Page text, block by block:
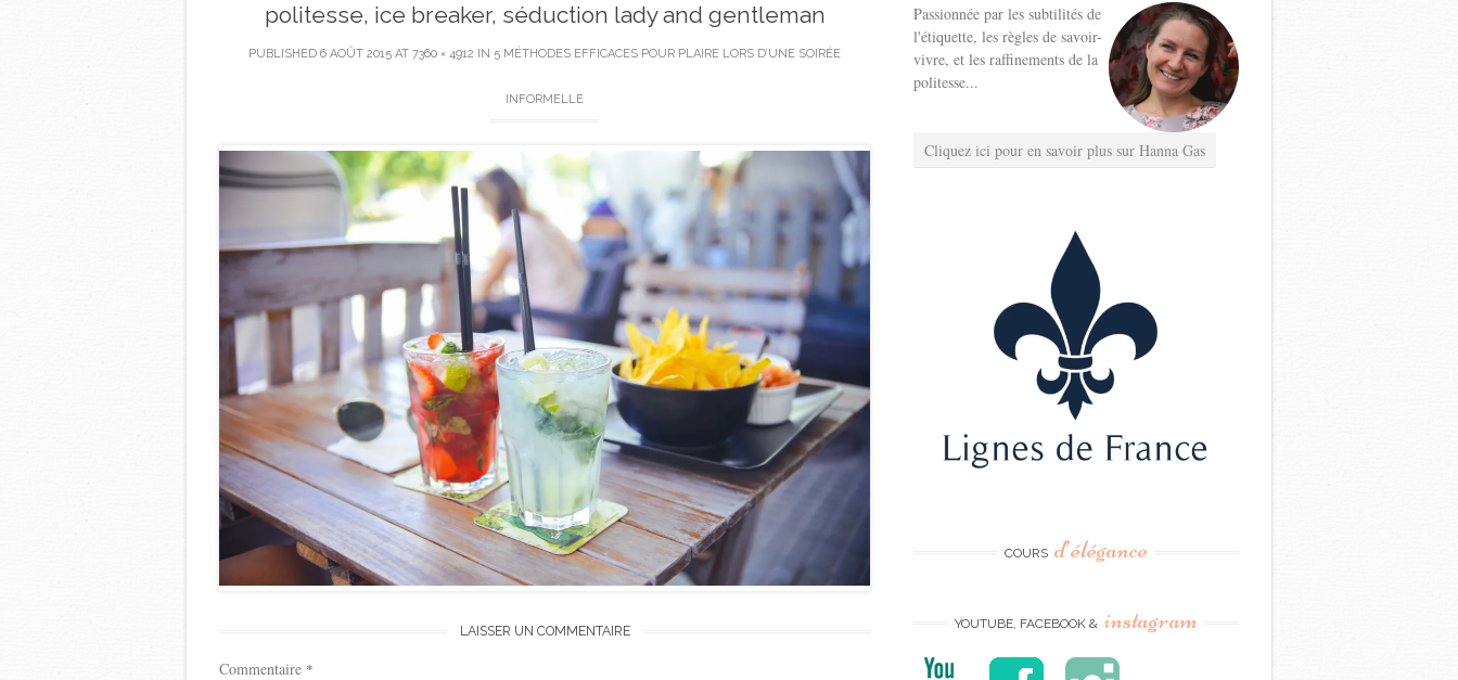
politesse, ice breaker, séduction lady and gentleman
PUBLISHED 6 AOÛT 2015 AT 7360 × 4912 IN 5 MÉTHODES EFFICACES POUR PLAIRE LORS D’UNE SOIRÉE
INFORMELLE
LAISSER UN COMMENTAIRE
Commentaire *
Passionnée par les subtilités de
l'étiquette, les règles de savoir-
vivre, et les raffinements de la
politesse...
Cliquez ici pour en savoir plus sur Hanna Gas
COURS d’élégance
YOUTUBE, FACEBOOK & instagram